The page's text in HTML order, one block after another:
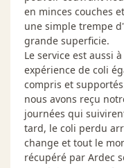
en minces couches
une simple trempe
grande superficie.
Le service est aussi
expérience de coli
compris et
nous avons reçu
journées qui
tard, le coli perdu
change et tout le
récupéré par Ardec